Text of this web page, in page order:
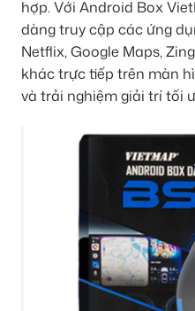
hợp. Với Android Box
dàng truy cập các ứng
Netflix, Google Maps,
khác trực tiếp trên màn
và trải nghiệm giải trí tối